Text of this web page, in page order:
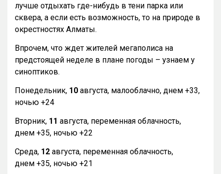
лучше отдыхать где-нибудь в тени парка или
сквера, а если есть возможность, то на природе в
окрестностях Алматы.
Впрочем, что ждет жителей мегаполиса на
предстоящей неделе в плане погоды – узнаем у
синоптиков.
Понедельник, 10 августа, малооблачно, днем +33,
ночью +24
Вторник, 11 августа, переменная облачность,
днем +35, ночью +22
Среда, 12 августа, переменная облачность,
днем +35, ночью +21